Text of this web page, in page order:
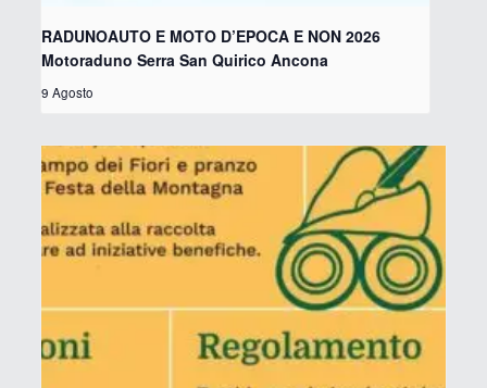
RADUNOAUTO E MOTO D’EPOCA E NON 2026
Motoraduno Serra San Quirico Ancona
9 Agosto